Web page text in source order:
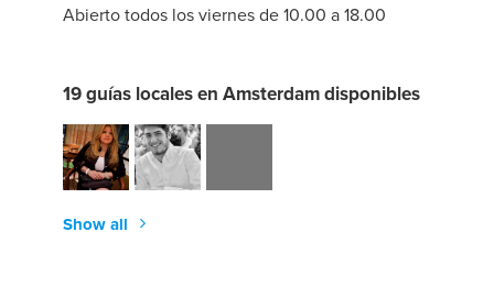
Abierto todos los viernes de 10.00 a 18.00
19 guías locales en Amsterdam disponibles
Show all